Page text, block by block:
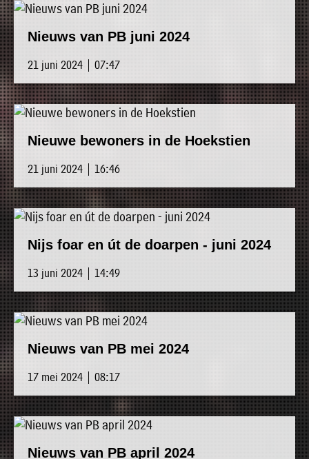
Nieuws van PB juni 2024
21 juni 2024 | 07:47
Nieuwe bewoners in de Hoekstien
21 juni 2024 | 16:46
Nijs foar en út de doarpen - juni 2024
13 juni 2024 | 14:49
Nieuws van PB mei 2024
17 mei 2024 | 08:17
Nieuws van PB april 2024